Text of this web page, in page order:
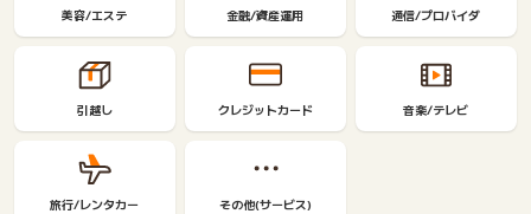
美容/エステ 金融/資産運用 通信/プロバイダ
引越し クレジットカード 音楽/テレビ
旅行/レンタカー その他(サービス)